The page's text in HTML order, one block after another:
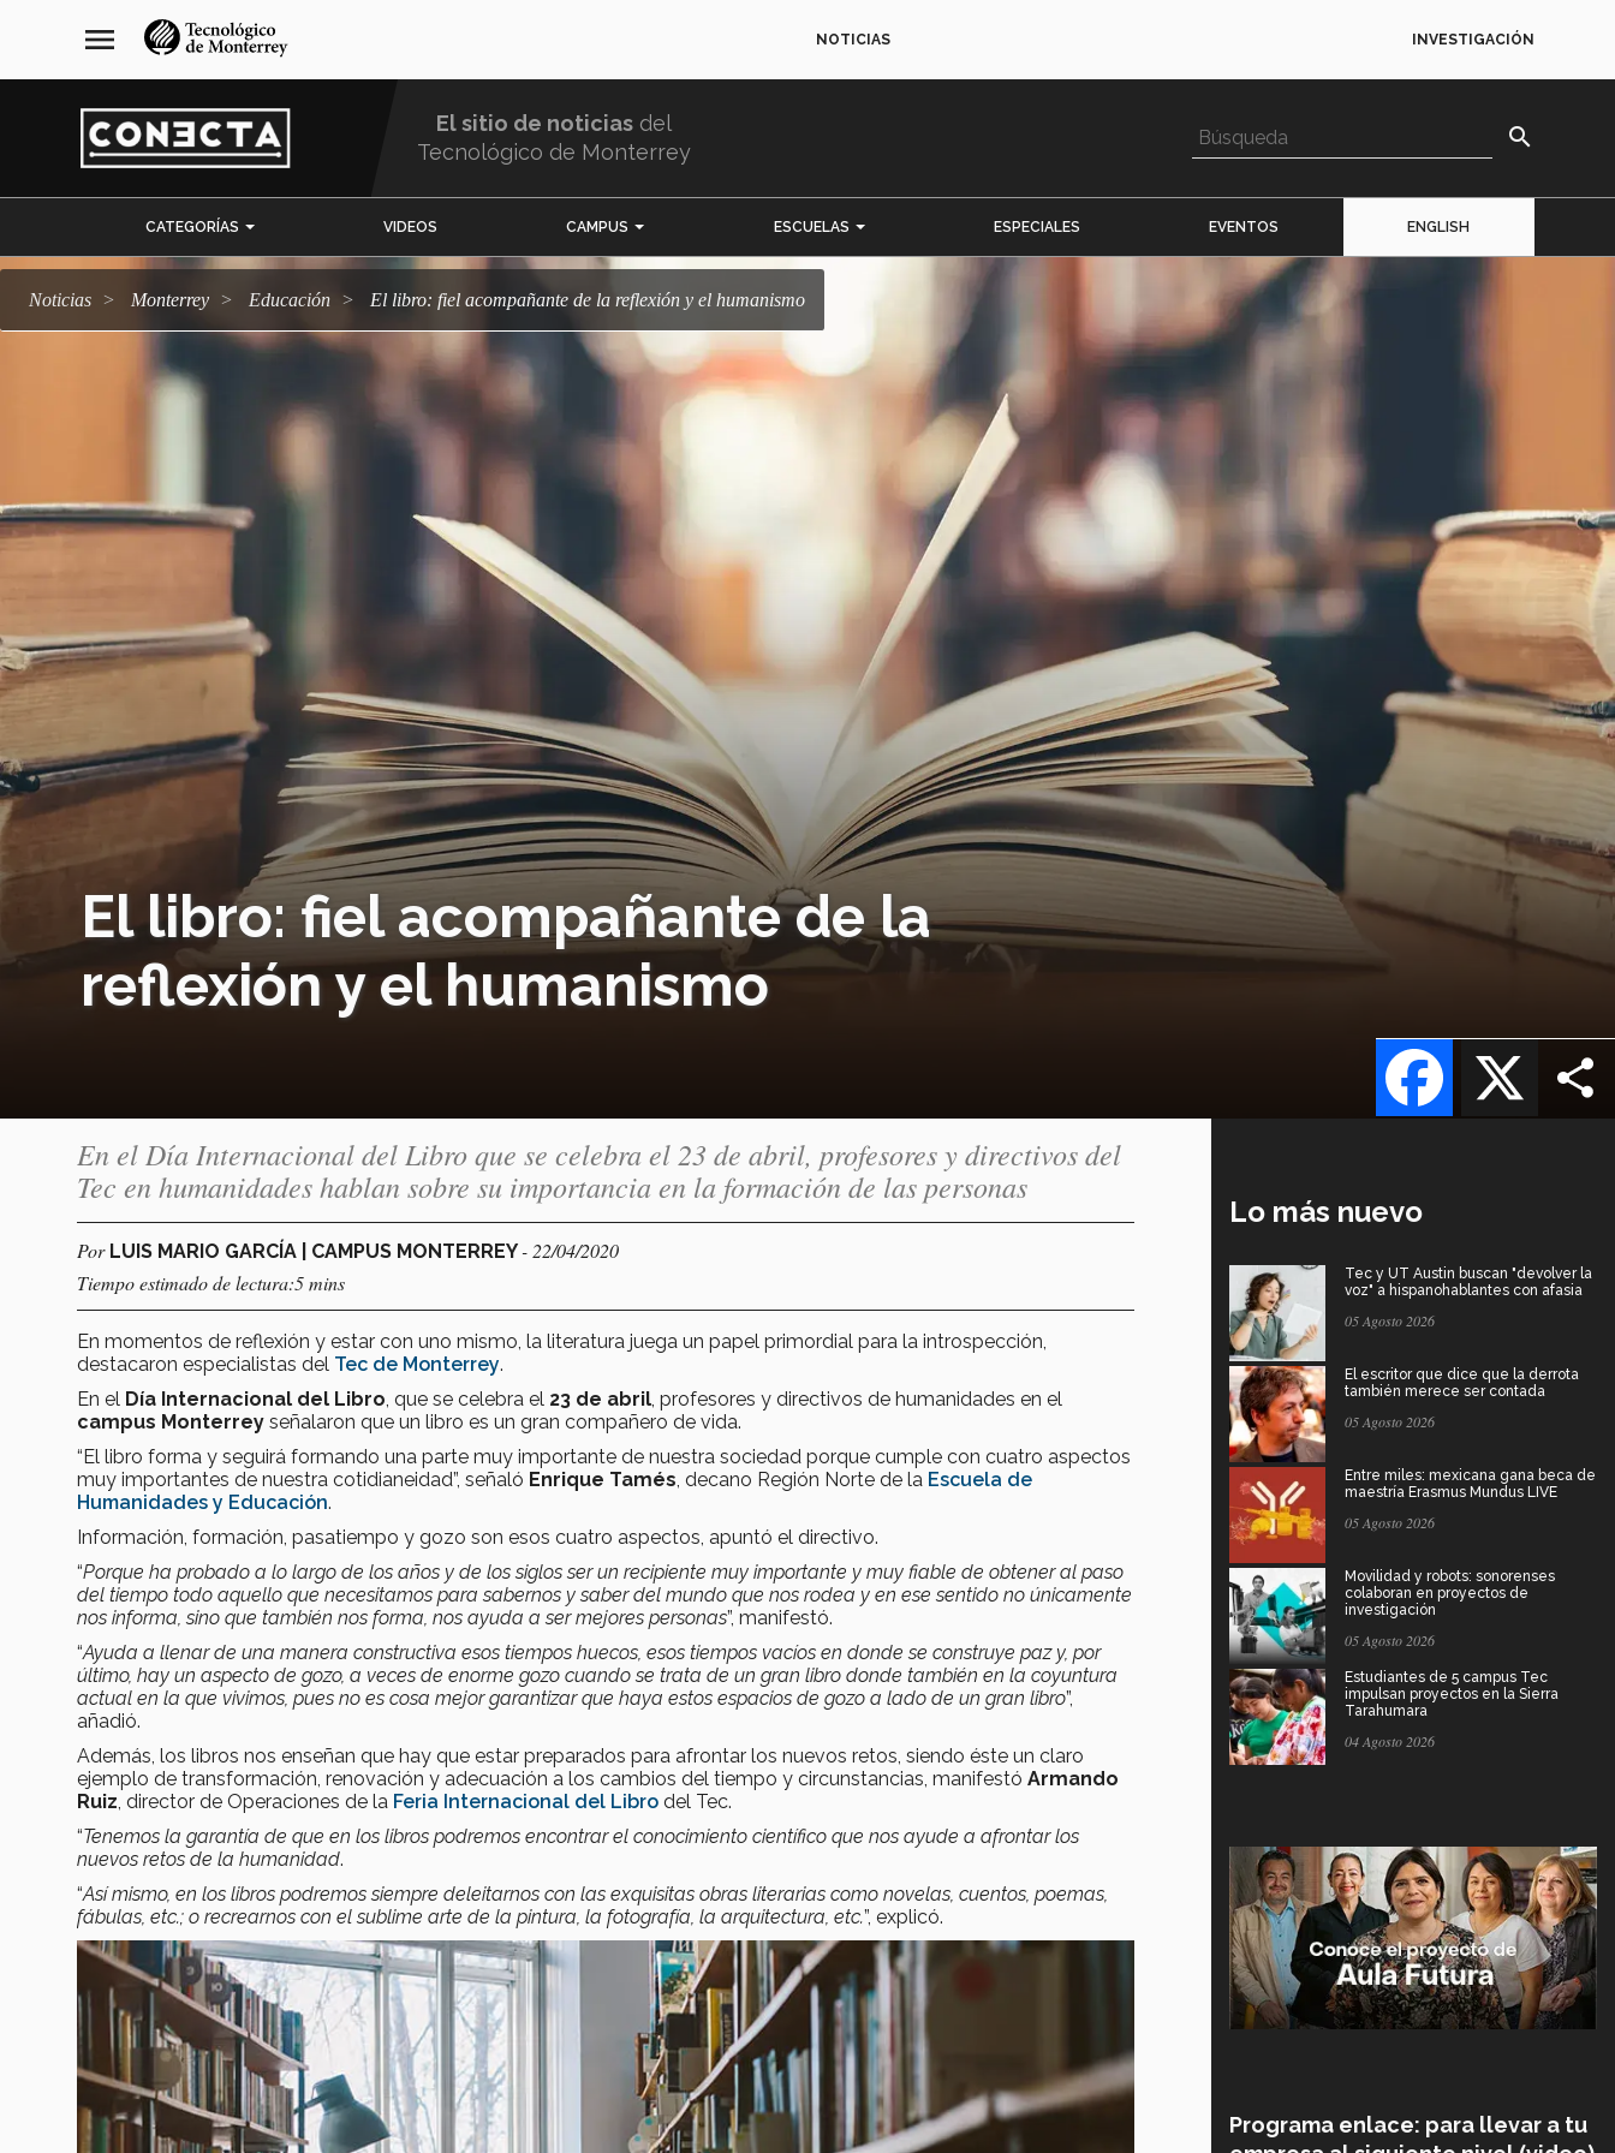
navegación
principal
menu NOTICIAS INVESTIGACIÓN
El sitio de noticias del
Tecnológico de Monterrey
search
CATEGORÍAS VIDEOS CAMPUS ESCUELAS ESPECIALES EVENTOS ENGLISH
Noticias Monterrey Educación El libro: fiel acompañante de la reflexión y el humanismo
El libro: fiel acompañante de la
reflexión y el humanismo
X
Facebook
En el Día Internacional del Libro que se celebra el 23 de abril, profesores y directivos del
Tec en humanidades hablan sobre su importancia en la formación de las personas
Por LUIS MARIO GARCÍA | CAMPUS MONTERREY- 22/04/2020
Tiempo estimado de lectura:5 mins
En momentos de reflexión y estar con uno mismo, la literatura juega un papel primordial para la introspección,
destacaron especialistas del Tec de Monterrey.
En el Día Internacional del Libro , que se celebra el 23 de abril , profesores y directivos de humanidades en el
campus Monterrey señalaron que un libro es un gran compañero de vida.
“El libro forma y seguirá formando una parte muy importante de nuestra sociedad porque cumple con cuatro aspectos
muy importantes de nuestra cotidianeidad”, señaló Enrique Tamés , decano Región Norte de la Escuela de
Humanidades y Educación.
Información, formación, pasatiempo y gozo son esos cuatro aspectos, apuntó el directivo.
“Porque ha probado a lo largo de los años y de los siglos ser un recipiente muy importante y muy fiable de obtener al paso
del tiempo todo aquello que necesitamos para sabernos y saber del mundo que nos rodea y en ese sentido no únicamente
nos informa, sino que también nos forma, nos ayuda a ser mejores personas”, manifestó.
“Ayuda a llenar de una manera constructiva esos tiempos huecos, esos tiempos vacíos en donde se construye paz y, por
último, hay un aspecto de gozo, a veces de enorme gozo cuando se trata de un gran libro donde también en la coyuntura
actual en la que vivimos, pues no es cosa mejor garantizar que haya estos espacios de gozo a lado de un gran libro”,
añadió.
Además, los libros nos enseñan que hay que estar preparados para afrontar los nuevos retos, siendo éste un claro
ejemplo de transformación, renovación y adecuación a los cambios del tiempo y circunstancias, manifestó Armando
Ruiz , director de Operaciones de la Feria Internacional del Libro del Tec.
“Tenemos la garantía de que en los libros podremos encontrar el conocimiento científico que nos ayude a afrontar los
nuevos retos de la humanidad.
“Así mismo, en los libros podremos siempre deleitarnos con las exquisitas obras literarias como novelas, cuentos, poemas,
fábulas, etc.; o recrearnos con el sublime arte de la pintura, la fotografía, la arquitectura, etc.”, explicó.
Lo más nuevo
Tec y UT Austin buscan "devolver la
voz" a hispanohablantes con afasia
05 Agosto 2026
El escritor que dice que la derrota
también merece ser contada
05 Agosto 2026
Entre miles: mexicana gana beca de
maestría Erasmus Mundus LIVE
05 Agosto 2026
Movilidad y robots: sonorenses
colaboran en proyectos de
investigación
05 Agosto 2026
Estudiantes de 5 campus Tec
impulsan proyectos en la Sierra
Tarahumara
04 Agosto 2026
Programa enlace: para llevar a tu